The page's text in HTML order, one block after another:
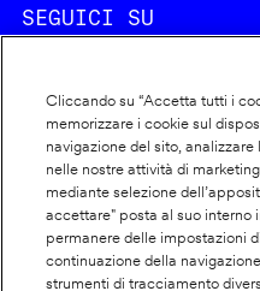
SEGUICI SU
Footer
info
Cookie policy
Dichiarazione di accessibilità
Privacy
Cliccando su “Accetta tutti i
memorizzare i cookie sul
navigazione del sito,
nelle nostre attività di
mediante selezione
accettare" posta al suo interno
permanere delle impostazioni
continuazione della
strumenti di tracciamento